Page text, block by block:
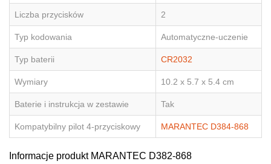
Liczba przycisków 2
Typ kodowania Automatyczne-uczenie
Typ baterii CR2032
Wymiary 10.2 x 5.7 x 5.4 cm
Baterie i instrukcja w zestawie Tak
Kompatybilny pilot 4-przyciskowy MARANTEC D384-868
Informacje produkt MARANTEC D382-868